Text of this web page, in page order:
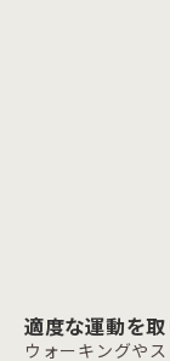
適度な運動を
ウォーキングや